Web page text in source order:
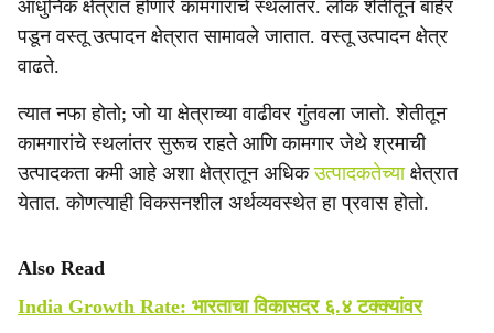
आधुनिक क्षेत्रात होणारे कामगारांचे स्थलांतर. लोक शेतीतून बाहेर
पडून वस्तू उत्पादन क्षेत्रात सामावले जातात. वस्तू उत्पादन क्षेत्र
वाढते.
त्यात नफा होतो; जो या क्षेत्राच्या वाढीवर गुंतवला जातो. शेतीतून
कामगारांचे स्थलांतर सुरूच राहते आणि कामगार जेथे श्रमाची
उत्पादकता कमी आहे अशा क्षेत्रातून अधिकउत्पादकतेच्या क्षेत्रात
येतात. कोणत्याही विकसनशील अर्थव्यवस्थेत हा प्रवास होतो.
Also Read
India Growth Rate: भारताचा विकासदर ६.४ टक्क्यांवर